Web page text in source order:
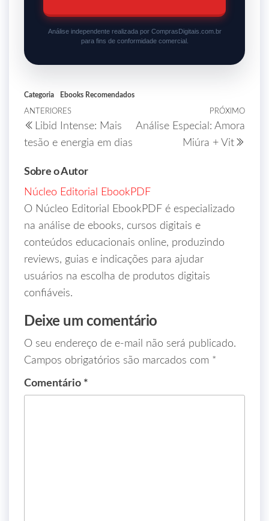
Análise independente realizada por ComprasDigitais.com.br
para fins de conformidade comercial.
Categoria Ebooks Recomendados
ANTERIORES
Libid Intense: Mais
tesão e energia em dias
PRÓXIMO
Análise Especial: Amora
Miúra + Vit
Sobre o Autor
Núcleo Editorial EbookPDF
O Núcleo Editorial EbookPDF é especializado
na análise de ebooks, cursos digitais e
conteúdos educacionais online, produzindo
reviews, guias e indicações para ajudar
usuários na escolha de produtos digitais
confiáveis.
Deixe um comentário
O seu endereço de e-mail não será publicado.
Campos obrigatórios são marcados com *
Comentário *